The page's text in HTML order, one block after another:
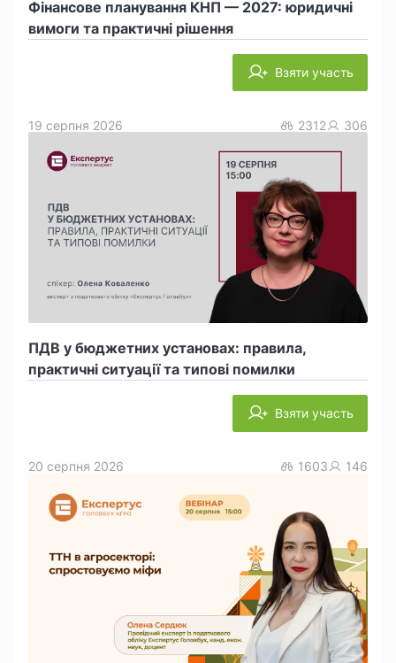
Фінансове планування КНП — 2027: юридичні
вимоги та практичні рішення
Взяти участь
ПДВ у бюджетних установах: правила,
практичні ситуації та типові помилки
19 серпня 2026 2312 306
Взяти участь
20 серпня 2026 1603 146